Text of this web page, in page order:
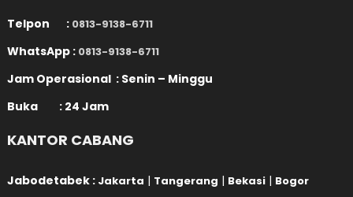
Telpon : 0813-9138-6711
WhatsApp : 0813-9138-6711
Jam Operasional : Senin – Minggu
Buka : 24 Jam
KANTOR CABANG
Jabodetabek : Jakarta | Tangerang | Bekasi | Bogor